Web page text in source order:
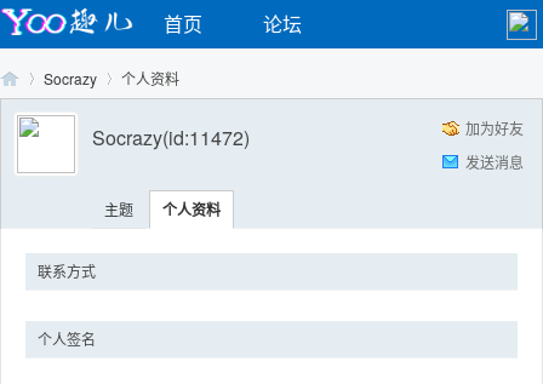
首页 论坛
Yo›
Socrazy 个人资料
加为好友
发送消息
Socrazy(id:11472)
主题 个人资料
联系方式
个人签名